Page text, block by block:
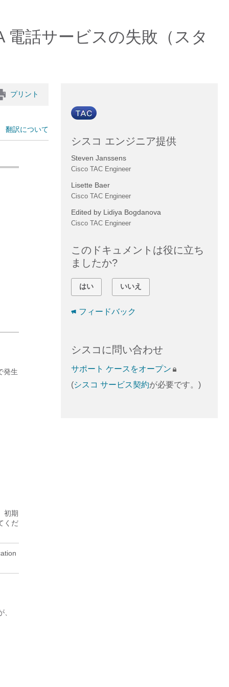
話サービスの失敗（スタ
プリント
翻訳について
発生
初期
くだ
シスコ エンジニア提供
Steven Janssens
Cisco TAC Engineer
Lisette Baer
Cisco TAC Engineer
Edited by Lidiya Bogdanova
Cisco TAC Engineer
このドキュメントは役に立ち
ましたか?
はい いいえ
フィードバック
シスコに問い合わせ
サポート ケースをオープン
(シスコ サービス契約が必要です。)